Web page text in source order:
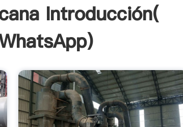
Introducción(
)